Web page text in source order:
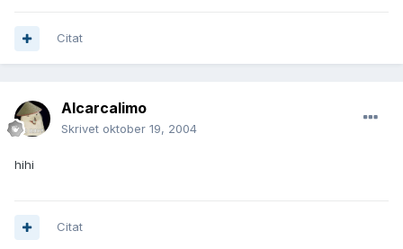
Citat
Alcarcalimo
Skrivet oktober 19, 2004
hihi
Citat